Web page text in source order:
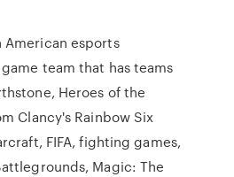
American esports
team that has teams
Heroes of the
Clancy's Rainbow Six
FIFA, fighting games,
Magic: The